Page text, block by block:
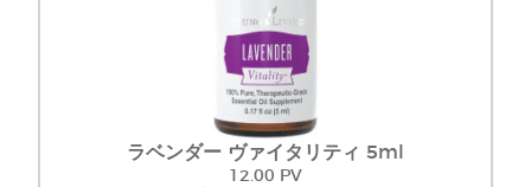
ラベンダー ヴァイタリティ 5ml
12.00 PV